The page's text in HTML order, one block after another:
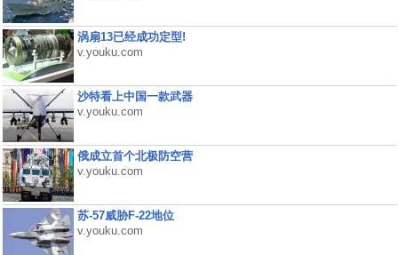
涡扇13已经成功定型!
v.youku.com
沙特看上中国一款武器
v.youku.com
俄成立首个北极防空营
v.youku.com
苏-57威胁F-22地位
v.youku.com